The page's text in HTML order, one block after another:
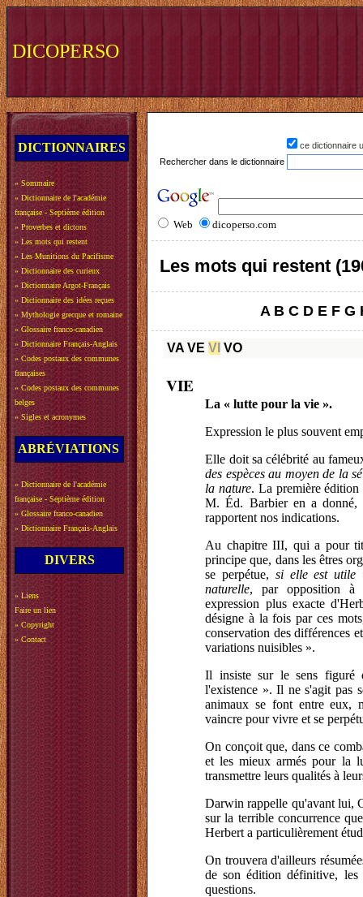
DICOPERSO
DICTIONNAIRES
» Sommaire
» Dictionnaire de l'académie
française - Septième édition
» Proverbes et dictons
» Les mots qui restent
» Les Munitions du Pacifisme
» Dictionnaire des curieux
» Dictionnaire Argot-Français
» Dictionnaire des idées reçues
» Mythologie grecque et romaine
» Glossaire franco-canadien
» Dictionnaire Français-Anglais
» Codes postaux des communes
françaises
» Codes postaux des communes
belges
» Sigles et acronymes
ABRÉVIATIONS
» Dictionnaire de l'académie
française - Septième édition
» Glossaire franco-canadien
» Dictionnaire Français-Anglais
DIVERS
» Liens
Faire un lien
» Copyright
» Contact
ce dictionnaire
Rechercher dans le dictionnaire
Web dicoperso.com
Les mots qui restent
A B C D E F G
VA VE VI VO
VIE
La « lutte pour la vie ».
Expression le plus souvent
Elle doit sa célébrité au
des espèces au moyen de la
la nature. La première
M. Éd. Barbier en a donné,
rapportent nos indications.
Au chapitre III, qui a pour
principe que, dans les êtres
se perpétue, si elle est utile
naturelle, par opposition à
expression plus exacte
désigne à la fois par ces
conservation des différences
variations nuisibles ».
Il insiste sur le sens figuré
l'existence ». Il ne s'agit pas
animaux se font entre eux,
vaincre pour vivre et se
On conçoit que, dans ce
et les mieux armés pour la
transmettre leurs qualités à
Darwin rappelle qu'avant lui,
sur la terrible concurrence
Herbert a particulièrement
On trouvera d'ailleurs
de son édition définitive, les
questions.